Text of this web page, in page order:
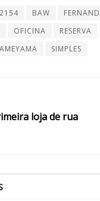
BAW
OFICINA RESERVA
SIMPLES
loja de rua